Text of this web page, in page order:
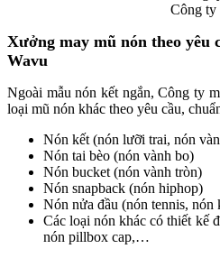
Công ty
Xưởng may mũ nón theo yêu
Wavu
Ngoài mẫu nón kết ngắn, Công ty
loại mũ nón khác theo yêu cầu,
Nón kết (nón lưỡi trai, nón
Nón tai bèo (nón vành bo)
Nón bucket (nón vành tròn)
Nón snapback (nón hiphop)
Nón nửa đầu (nón tennis, nón
Các loại nón khác có thiết kế
nón pillbox cap,…